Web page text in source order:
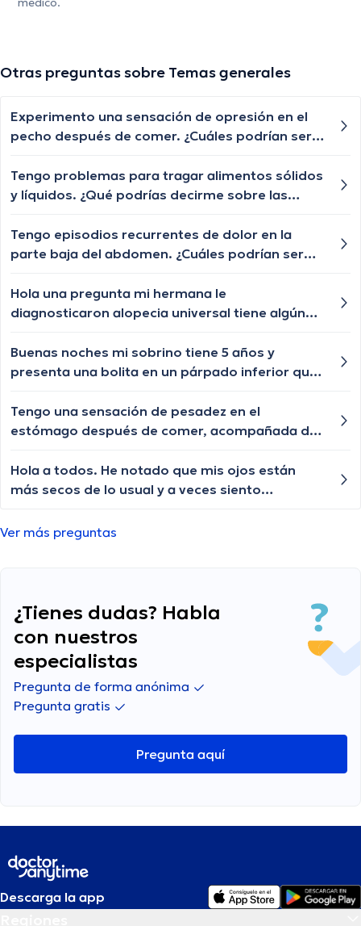
Otras preguntas sobre Temas generales
Experimento una sensación de opresión en el
pecho después de comer. ¿Cuáles podrían ser
opresión y cuándo debería buscar atención
médica?
Tengo problemas para tragar alimentos sólidos
y líquidos. ¿Qué podrías decirme sobre las
buscar ayuda médica?
Tengo episodios recurrentes de dolor en la
parte baja del abdomen. ¿Cuáles podrían ser
cuándo debería buscar atención médica?
Hola una pregunta mi hermana le
diagnosticaron alopecia universal tiene algún
las cejas y pestañas , aunque ya le están
creciendo de a poquito pero lento y chiquititos
pestañas igual algún tratamiento q le ayude a
crecer o esa enfermedad ya no tiene
Buenas noches mi sobrino tiene 5 años y
presenta una bolita en un párpado inferior que
vuelve aparecer, qué especialista nos puede
ayudar?
Tengo una sensación de pesadez en el
estómago después de comer, acompañada de
posibles causas de esta sensación y cuándo
debería buscar orientación médica?
Hola a todos. He notado que mis ojos están
más secos de lo usual y a veces siento
Ver más preguntas
¿Tienes dudas? Habla
con nuestros
especialistas
Pregunta de forma anónima
Pregunta gratis
Pregunta aquí
Descarga la app